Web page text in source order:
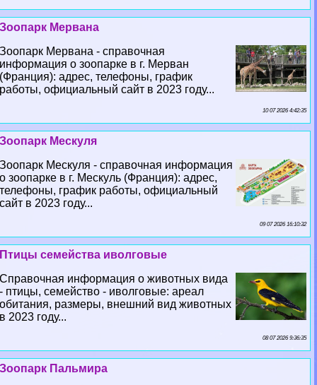
Зоопарк Мервана
Зоопарк Мервана - справочная
информация о зоопарке в г. Мерван
(Франция): адрес, телефоны, график
работы, официальный сайт в 2023 году...
10 07 2026 4:42:35
Зоопарк Мескуля
Зоопарк Мескуля - справочная информация
о зоопарке в г. Мескуль (Франция): адрес,
телефоны, график работы, официальный
сайт в 2023 году...
09 07 2026 16:10:32
Птицы семейства иволговые
Справочная информация о животных вида
- птицы, семейство - иволговые: ареал
обитания, размеры, внешний вид животных
в 2023 году...
08 07 2026 9:36:35
Зоопарк Пальмира